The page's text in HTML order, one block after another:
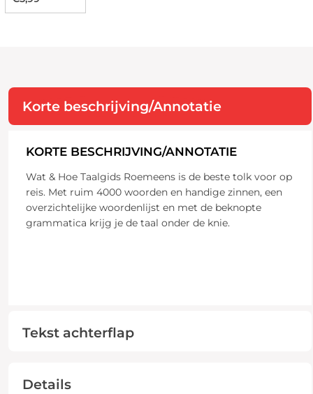
Korte beschrijving/Annotatie
KORTE BESCHRIJVING/ANNOTATIE
Wat & Hoe Taalgids Roemeens is de beste tolk voor op
reis. Met ruim 4000 woorden en handige zinnen, een
overzichtelijke woordenlijst en met de beknopte
grammatica krijg je de taal onder de knie.
Tekst achterflap
Details